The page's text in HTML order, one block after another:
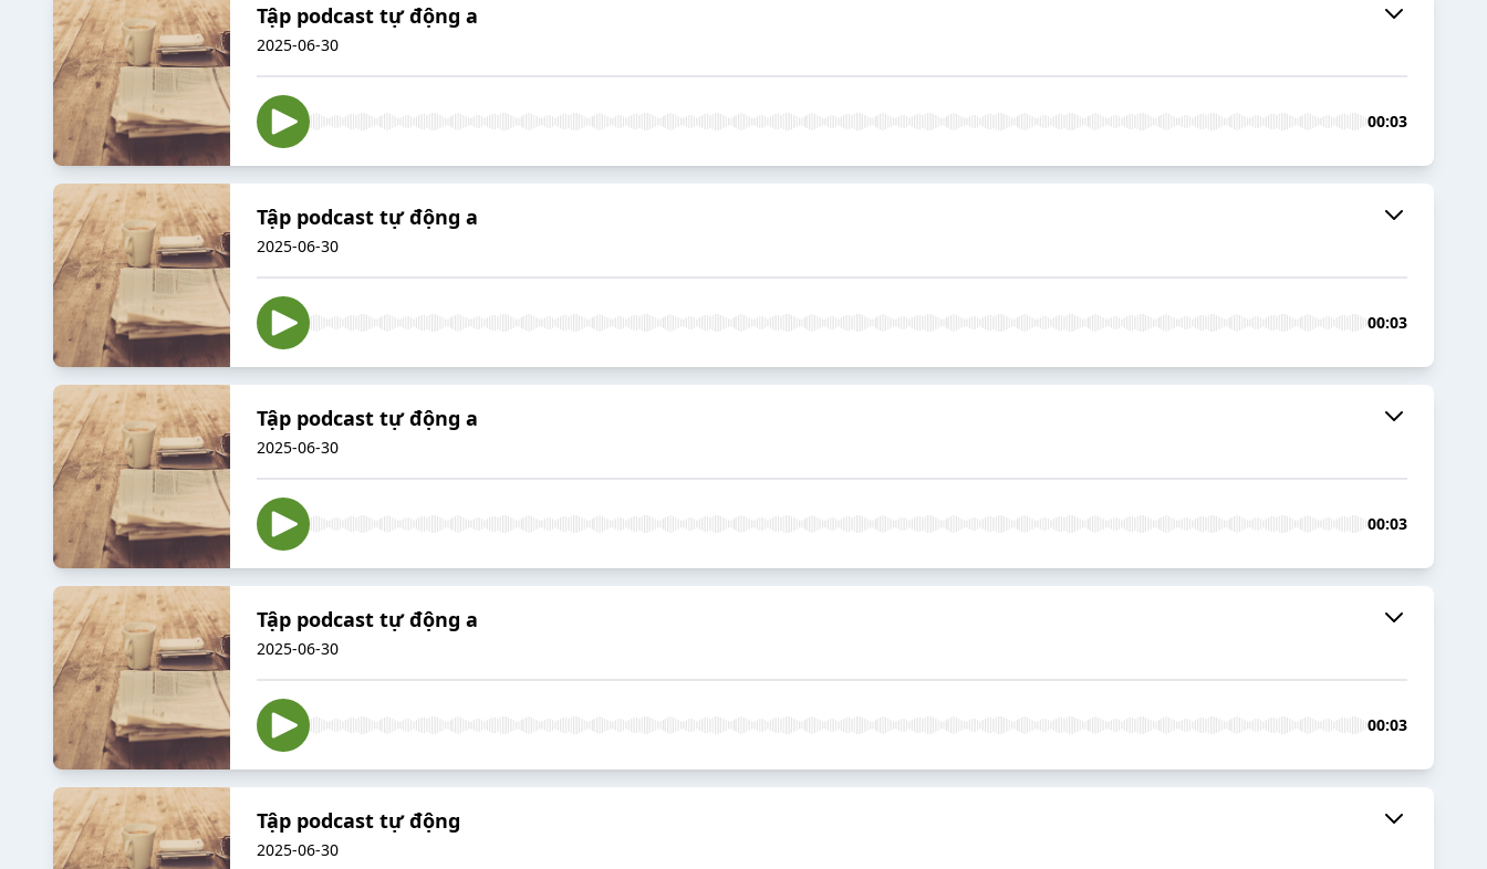
Tập podcast tự động a
2025-06-30
00:03
Tập podcast tự động a
2025-06-30
00:03
Tập podcast tự động a
2025-06-30
00:03
Tập podcast tự động a
2025-06-30
00:03
Tập podcast tự động
2025-06-30